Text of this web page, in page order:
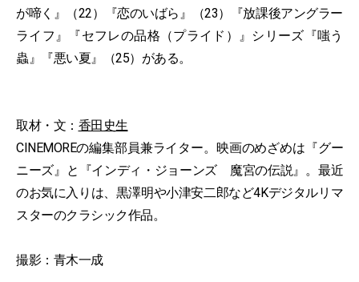
が啼く』（22）『恋のいばら』（23）『放課後アングラー
ライフ』『セフレの品格（プライド）』シリーズ『嗤う
蟲』『悪い夏』（25）がある。
取材・文： 香田史生
CINEMOREの編集部員兼ライター。映画のめざめは『グー
ニーズ』と『インディ・ジョーンズ 魔宮の伝説』。最近
のお気に入りは、黒澤明や小津安二郎など4Kデジタルリマ
スターのクラシック作品。
撮影：青木一成